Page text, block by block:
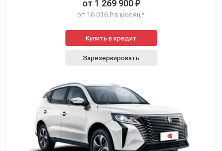
от 1 269 900 ₽
от 16 016 ₽ в месяц*
Купить в кредит
Зарезервировать